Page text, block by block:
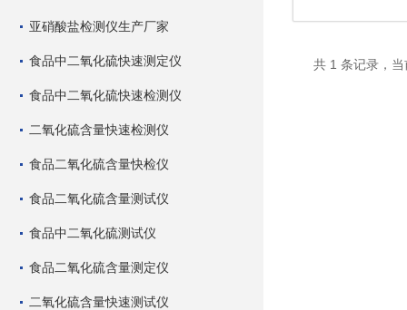
亚硝酸盐检测仪生产厂家
食品中二氧化硫快速测定仪
食品中二氧化硫快速检测仪
二氧化硫含量快速检测仪
食品二氧化硫含量快检仪
食品二氧化硫含量测试仪
食品中二氧化硫测试仪
食品二氧化硫含量测定仪
二氧化硫含量快速测试仪
共 1 条记录，